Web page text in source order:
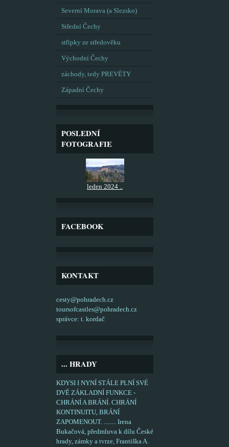
Severní Morava (a Slezsko)
Střední Čechy
střípky ze středověku
Východní Čechy
záchody, tedy PREVÉTY
Západní Čechy
POSLEDNÍ
FOTOGRAFIE
leden 2024 ..
FACEBOOK
KONTAKT
cesty@pohradech.cz
toursofcastles@pohradech.cz
správce: t. kordač
... HRADY
KDYSI I NYNÍ STÁLE PLNÍ SVÉ
DVĚ ZÁKLADNÍ FUNKCE -
CHRÁNÍ A BRÁNÍ. CHRÁNÍ
KONTINUITU, BRÁNÍ
ZAPOMENOUT. ........ Irena
Bukačová, předmluva k dílu České
hrady, zámky a tvrze, Františka A.